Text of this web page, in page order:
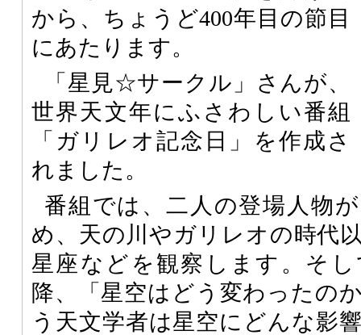
から、ちょうど400年目の節目
にあたります。
「星見☆サークル」さんが、
世界天文年にふさわしい番組
「ガリレオ記念日」を作成さ
れました。
番組では、二人の登場人物
め、天の川やガリレオの時代
星座などを観察します。そ
降、「星空はどう変わったの
う天文学者は星空にどんな影